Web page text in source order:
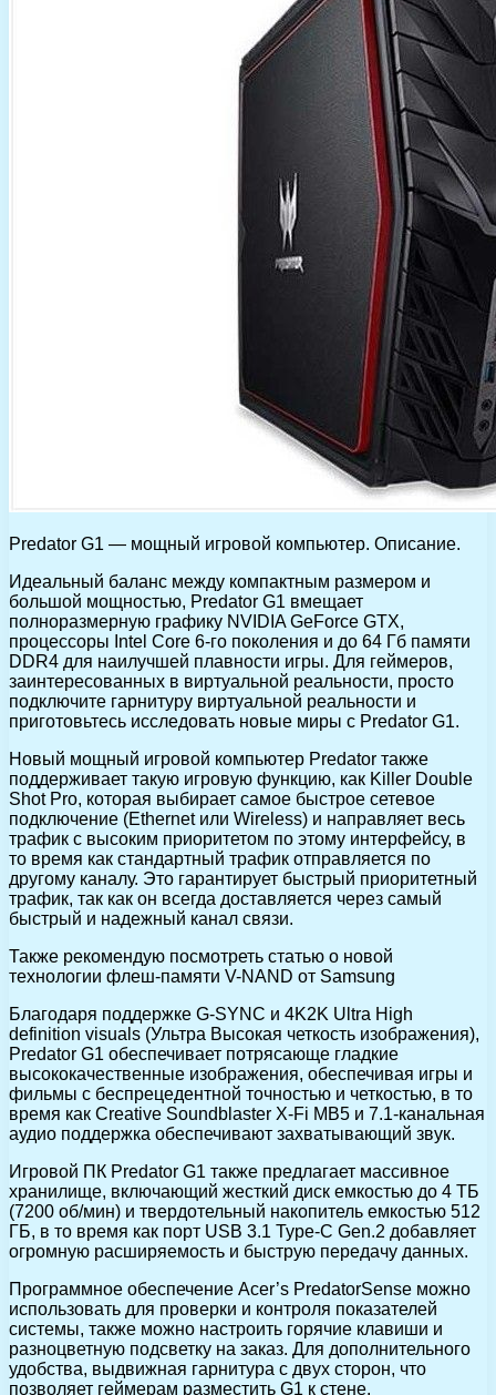
Predator G1 — мощный игровой компьютер. Описание.
Идеальный баланс между компактным размером и
большой мощностью, Predator G1 вмещает
полноразмерную графику NVIDIA GeForce GTX,
процессоры Intel Core 6-го поколения и до 64 Гб памяти
DDR4 для наилучшей плавности игры. Для геймеров,
заинтересованных в виртуальной реальности, просто
подключите гарнитуру виртуальной реальности и
приготовьтесь исследовать новые миры с Predator G1.
Новый мощный игровой компьютер Predator также
поддерживает такую игровую функцию, как Killer Double
Shot Pro, которая выбирает самое быстрое сетевое
подключение (Ethernet или Wireless) и направляет весь
трафик с высоким приоритетом по этому интерфейсу, в
то время как стандартный трафик отправляется по
другому каналу. Это гарантирует быстрый приоритетный
трафик, так как он всегда доставляется через самый
быстрый и надежный канал связи.
Также рекомендую посмотреть статью о новой
технологии флеш-памяти V-NAND от Samsung
Благодаря поддержке G-SYNC и 4K2K Ultra High
definition visuals (Ультра Высокая четкость изображения),
Predator G1 обеспечивает потрясающе гладкие
высококачественные изображения, обеспечивая игры и
фильмы с беспрецедентной точностью и четкостью, в то
время как Creative Soundblaster X-Fi MB5 и 7.1-канальная
аудио поддержка обеспечивают захватывающий звук.
Игровой ПК Predator G1 также предлагает массивное
хранилище, включающий жесткий диск емкостью до 4 ТБ
(7200 об/мин) и твердотельный накопитель емкостью 512
ГБ, в то время как порт USB 3.1 Type-C Gen.2 добавляет
огромную расширяемость и быструю передачу данных.
Программное обеспечение Acer’s PredatorSense можно
использовать для проверки и контроля показателей
системы, также можно настроить горячие клавиши и
разноцветную подсветку на заказ. Для дополнительного
удобства, выдвижная гарнитура с двух сторон, что
позволяет геймерам разместить G1 к стене.